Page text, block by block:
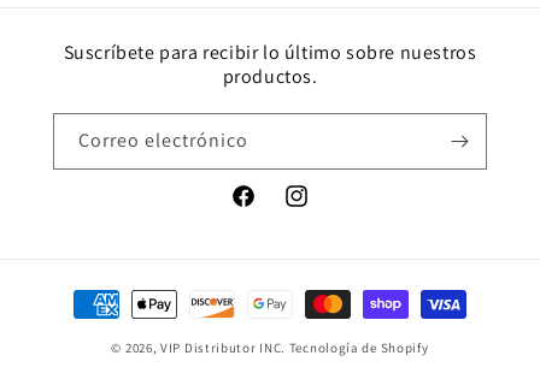
Suscríbete para recibir lo último sobre nuestros
productos.
Correo electrónico
FacebookInstagram
Formas
de
© 2026,VIP Distributor INC. Tecnología de Shopify